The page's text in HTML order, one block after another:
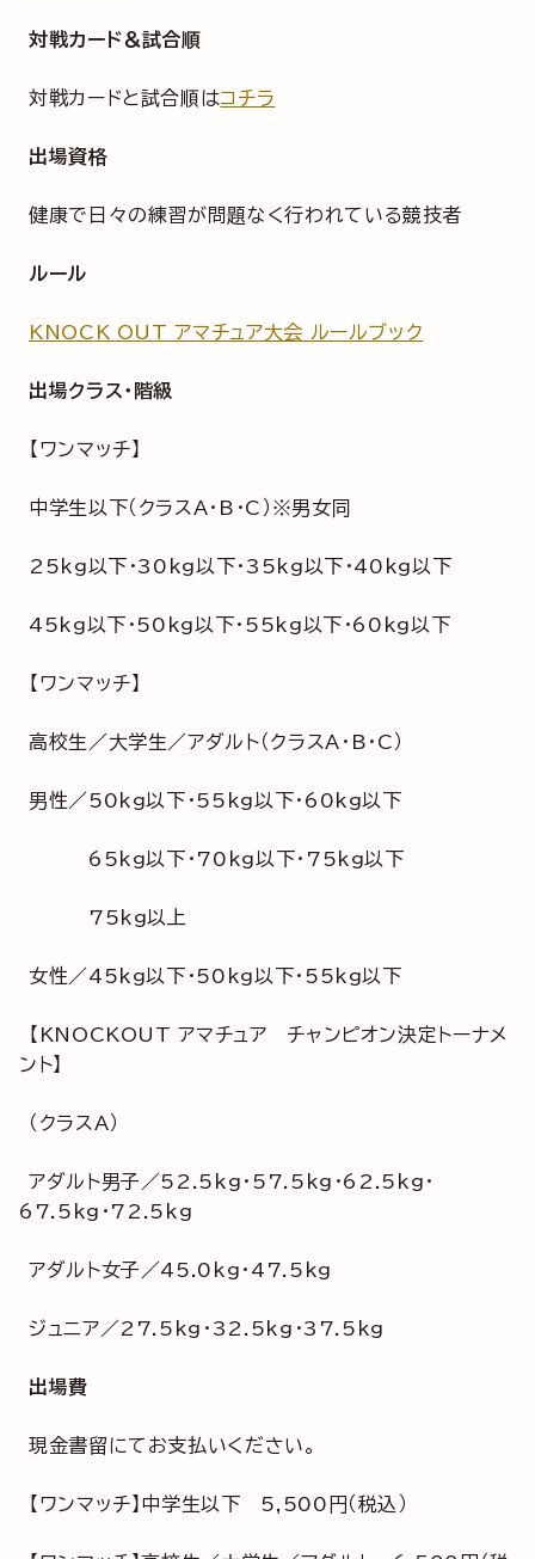
対戦カード＆試合順
対戦カードと試合順はコチラ
出場資格
健康で日々の練習が問題なく行われている競技者
ルール
KNOCK OUT アマチュア大会 ルールブック
出場クラス・階級
【ワンマッチ】
中学生以下（クラスA・B・C）※男女同
25kg以下・30kg以下・35kg以下・40kg以下
45kg以下・50kg以下・55kg以下・60kg以下
【ワンマッチ】
高校生／大学生／アダルト（クラスA・B・C）
男性／50kg以下・55kg以下・60kg以下
65kg以下・70kg以下・75kg以下
75kg以上
女性／45kg以下・50kg以下・55kg以下
【KNOCKOUT アマチュア チャンピオン決定トーナメ
ント】
（クラスA）
アダルト男子／52.5kg・57.5kg・62.5kg・
67.5kg・72.5kg
アダルト女子／45.0kg・47.5kg
ジュニア／27.5kg・32.5kg・37.5kg
出場費
現金書留にてお支払いください。
【ワンマッチ】中学生以下 5,500円（税込）